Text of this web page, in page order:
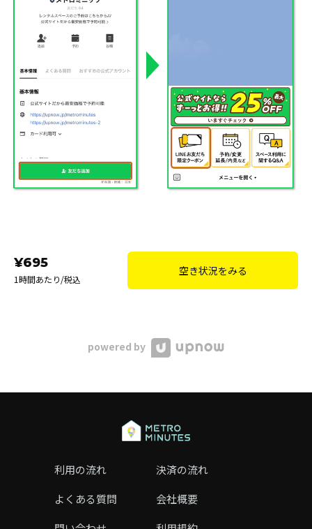
¥695
1時間あたり/税込
空き状況をみる
powered by
利用の流れ
決済の流れ
よくある質問
会社概要